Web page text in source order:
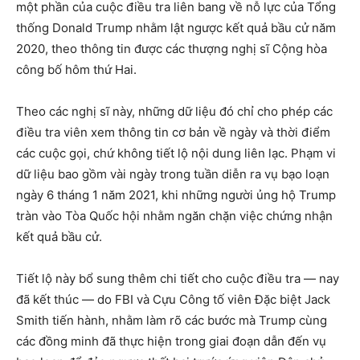
một phần của cuộc điều tra liên bang về nỗ lực của Tổng
thống Donald Trump nhằm lật ngược kết quả bầu cử năm
2020, theo thông tin được các thượng nghị sĩ Cộng hòa
công bố hôm thứ Hai.
Theo các nghị sĩ này, những dữ liệu đó chỉ cho phép các
điều tra viên xem thông tin cơ bản về ngày và thời điểm
các cuộc gọi, chứ không tiết lộ nội dung liên lạc. Phạm vi
dữ liệu bao gồm vài ngày trong tuần diễn ra vụ bạo loạn
ngày 6 tháng 1 năm 2021, khi những người ủng hộ Trump
tràn vào Tòa Quốc hội nhằm ngăn chặn việc chứng nhận
kết quả bầu cử.
Tiết lộ này bổ sung thêm chi tiết cho cuộc điều tra — nay
đã kết thúc — do FBI và Cựu Công tố viên Đặc biệt Jack
Smith tiến hành, nhằm làm rõ các bước mà Trump cùng
các đồng minh đã thực hiện trong giai đoạn dẫn đến vụ